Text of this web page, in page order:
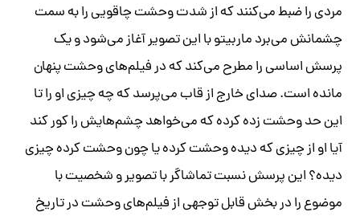
مردی را ضبط می‌کنند که از شدت وحشت چاقویی را به سمت
چشمانش می‌برد ماربیتو با این تصویر آغاز می‌شود و یک
پرسش اساسی را مطرح می‌کند که در فیلم‌های وحشت پنهان
مانده است. صدای خارج از قاب می‌پرسد که چه چیزی او را تا
این حد وحشت زده کرده که می‌خواهد چشم‌هایش را کور کند
آیا او از چیزی که دیده وحشت کرده یا چون وحشت کرده چیزی
دیده؟ این پرسش نسبت تماشاگر با تصویر و شخصیت با
موضوع را در بخش قابل توجهی از فیلم‌های وحشت در تاریخ